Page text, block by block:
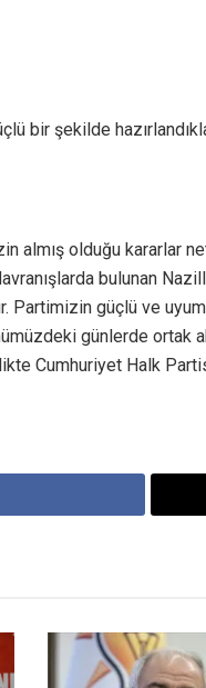
bir şekilde
almış olduğu kararlar
bulunan
Partimizin güçlü ve
günlerde ortak
Cumhuriyet Halk